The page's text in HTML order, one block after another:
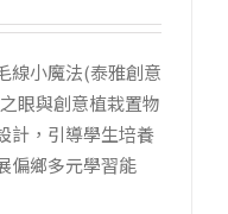
創
作
旅
程〉
線小魔法(泰雅創意
眼與創意植栽置物
計，引導學生培養
偏鄉多元學習能